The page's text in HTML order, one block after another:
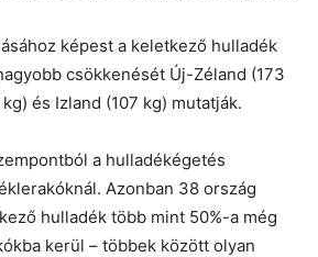
képest a keletkező hulladék
csökkenését Új-Zéland (173
és Izland (107 kg) mutatják.
a hulladékégetés
Azonban 38 ország
hulladék több mint 50%-a még
kerül – többek között olyan